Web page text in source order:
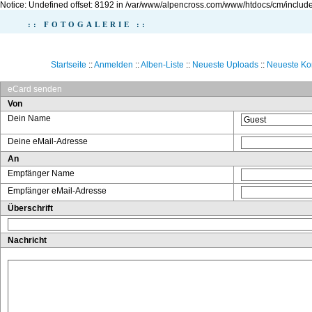
Notice: Undefined offset: 8192 in /var/www/alpencross.com/www/htdocs/cm/
:: FOTOGALERIE ::
Startseite ::Anmelden ::Alben-Liste :: Neueste Uploads:: Neueste
eCard senden
Von
Dein Name
Deine eMail-Adresse
An
Empfänger Name
Empfänger eMail-Adresse
Überschrift
Nachricht